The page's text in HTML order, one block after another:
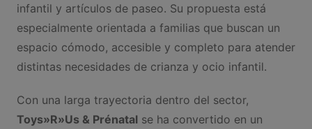
infantil y artículos de paseo. Su propuesta está
especialmente orientada a familias que buscan un
espacio cómodo, accesible y completo para atender
distintas necesidades de crianza y ocio infantil.
Con una larga trayectoria dentro del sector,
Toys»R»Us & Prénatalse ha convertido en un